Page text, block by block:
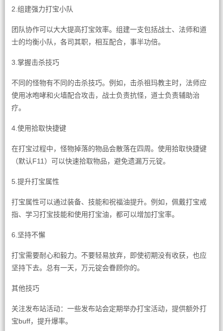
2.组建强力打宝小队
团队协作可以大大提高打宝效率。组建一支包括战士、法师和道
士的均衡小队，各司其职，相互配合，事半功倍。
3.掌握击杀技巧
不同的怪物有不同的击杀技巧。例如，击杀祖玛教主时，法师应
使用冰咆哮和火墙配合攻击，战士负责抗怪，道士负责辅助治
疗。
4.使用拾取快捷键
在打宝过程中，怪物掉落的物品会散落在四周。使用拾取快捷键
（默认F11）可以快速拾取物品，避免遗漏万元锭。
5.提升打宝属性
打宝属性可以通过装备、技能和祝福油提升。例如，佩戴打宝戒
指、学习打宝技能和使用打宝油，都可以增加打宝率。
6.坚持不懈
打宝需要耐心和毅力。不要轻易放弃，即使初期没有收获，也应
坚持下去。总有一天，万元锭会眷顾你的。
其他技巧
关注发布站活动：一些发布站会定期举办打宝活动，提供额外打
宝buff，提升爆率。